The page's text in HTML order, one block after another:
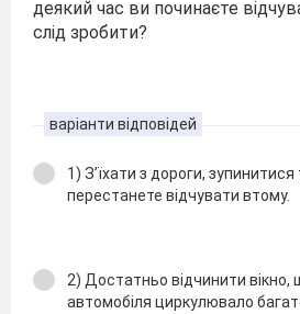
деякий час ви починаєте
слід зробити?
варіанти відповідей
1) З’їхати з дороги,
перестанете відчувати втому.
2) Достатньо відчинити вікно,
автомобіля циркулювало